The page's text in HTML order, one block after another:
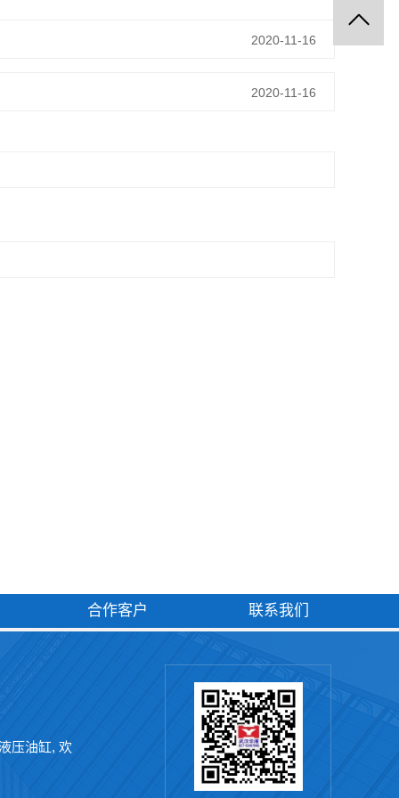
2020-11-16
2020-11-16
合作客户 联系我们
压油缸, 欢